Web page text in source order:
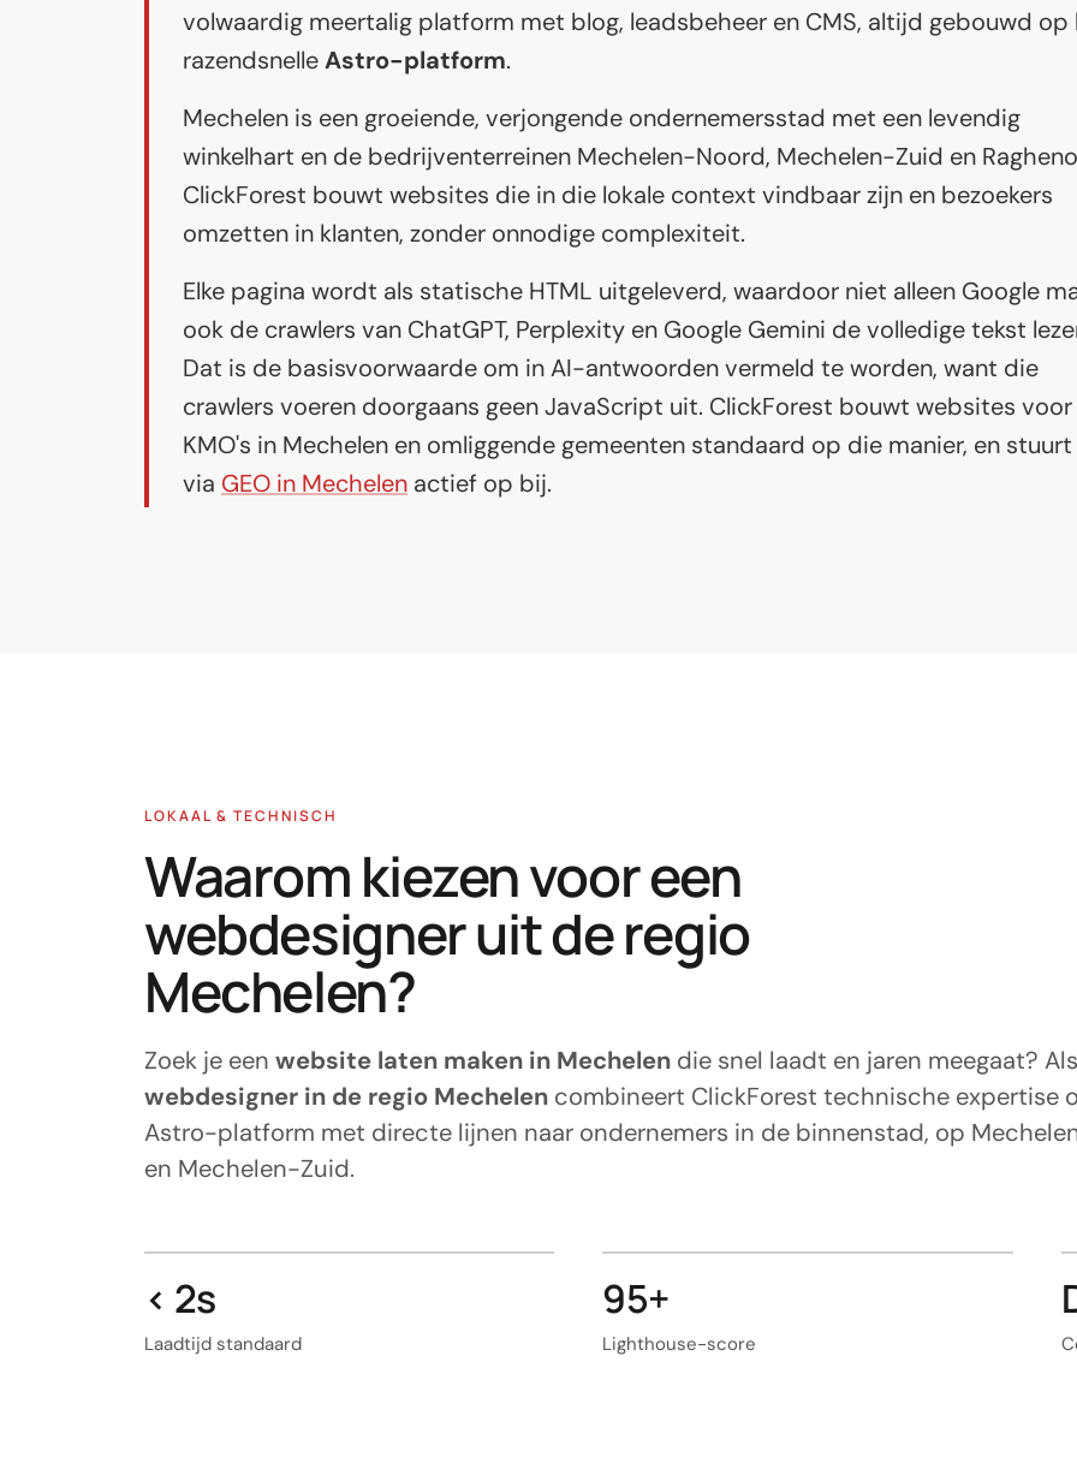
volwaardig meertalig platform met blog, leadsbeheer en CMS, altijd gebouwd op
razendsnelleAstro-platform.
Mechelen is een groeiende, verjongende ondernemersstad met een levendig
winkelhart en de bedrijventerreinen Mechelen-Noord, Mechelen-Zuid en
ClickForest bouwt websites die in die lokale context vindbaar zijn en bezoekers
omzetten in klanten, zonder onnodige complexiteit.
Elke pagina wordt als statische HTML uitgeleverd, waardoor niet alleen Google
ook de crawlers van ChatGPT, Perplexity en Google Gemini de volledige tekst
Dat is de basisvoorwaarde om in AI-antwoorden vermeld te worden, want die
crawlers voeren doorgaans geen JavaScript uit. ClickForest bouwt websites voor
KMO's in Mechelen en omliggende gemeenten standaard op die manier, en
via GEO in Mechelen actief op bij.
LOKAAL & TECHNISCH
Waarom kiezen voor een
webdesigner uit de regio
Mechelen?
Zoek je een website laten maken in Mechelen die snel laadt en jaren meegaat? Als
webdesigner in de regio Mechelen combineert ClickForest technische expertise
Astro-platform met directe lijnen naar ondernemers in de binnenstad, op
en Mechelen-Zuid.
< 2s
Laadtijd standaard
95+
Lighthouse-score